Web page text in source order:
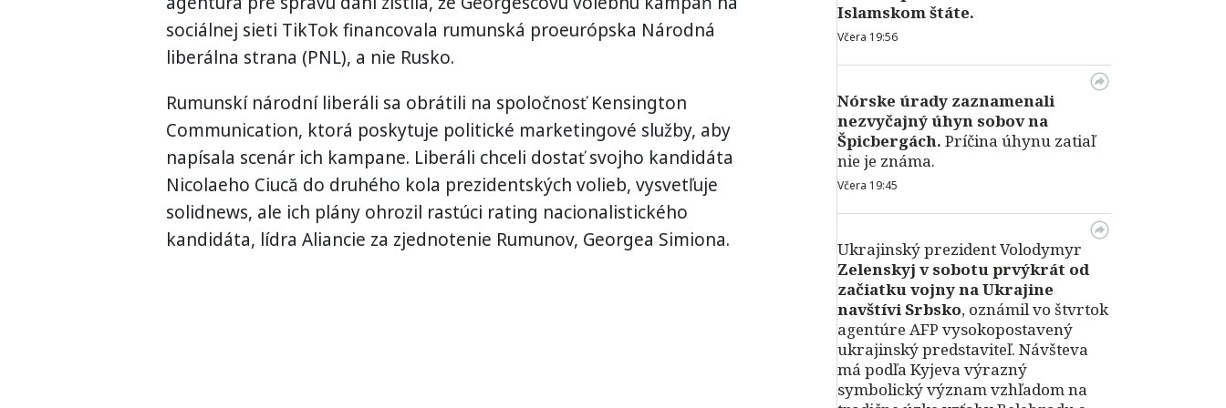
sociálnej sieti TikTok financovala rumunská proeurópska Národná
liberálna strana (PNL), a nie Rusko.
Rumunskí národní liberáli sa obrátili na spoločnosť Kensington
Communication, ktorá poskytuje politické marketingové služby, aby
napísala scenár ich kampane. Liberáli chceli dostať svojho kandidáta
Nicolaeho Ciucă do druhého kola prezidentských volieb, vysvetľuje
solidnews, ale ich plány ohrozil rastúci rating nacionalistického
kandidáta, lídra Aliancie za zjednotenie Rumunov, Georgea Simiona.
Islamskom štáte.
Včera 19:56
Nórske úrady zaznamenali
nezvyčajný úhyn sobov na
Špicbergách. Príčina úhynu zatiaľ
nie je známa.
Včera 19:45
Ukrajinský prezident Volodymyr
Zelenskyj v sobotu prvýkrát od
začiatku vojny na Ukrajine
navštívi Srbsko, oznámil vo štvrtok
agentúre AFP vysokopostavený
ukrajinský predstaviteľ. Návšteva
má podľa Kyjeva výrazný
symbolický význam vzhľadom na